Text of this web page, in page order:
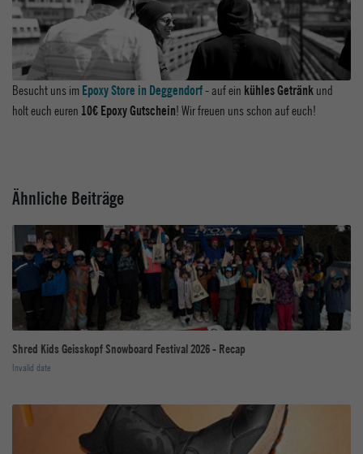
Besucht uns im Epoxy Store in Deggendorf- auf ein kühles Getränkund
holt euch euren 10€ Epoxy Gutschein! Wir freuen uns schon auf euch!
Ähnliche Beiträge
Shred Kids Geisskopf Snowboard Festival 2026 - Recap
Invalid date